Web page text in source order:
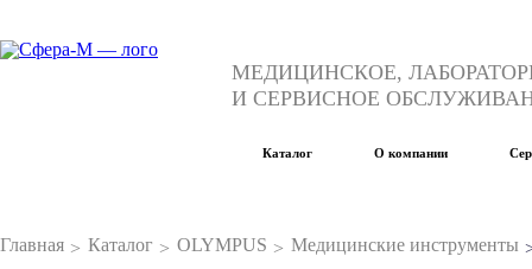
МЕДИЦИНСКОЕ,
И СЕРВИСНОЕ
Каталог О компании
Главная Каталог OLYMPUS Медицинские инструменты